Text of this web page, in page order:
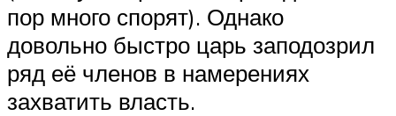
пор много спорят). Однако
довольно быстро царь заподозрил
ряд её членов в намерениях
захватить власть.